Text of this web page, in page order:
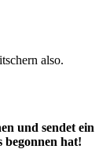
also.
und sendet ein
begonnen hat!